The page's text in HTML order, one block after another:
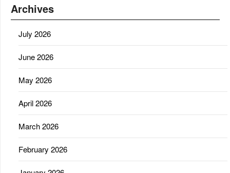
Archives
July 2026
June 2026
May 2026
April 2026
March 2026
February 2026